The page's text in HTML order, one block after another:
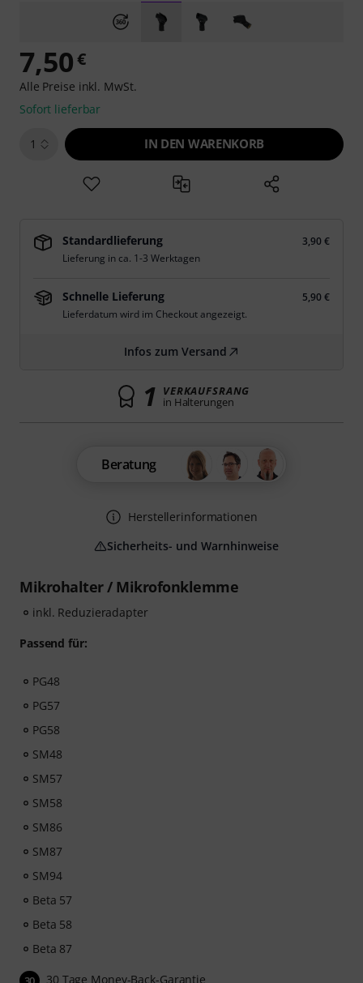
Mikrohalter / Mikrofonklemme
inkl. Reduzieradapter
Passend für:
PG48
PG57
PG58
SM48
SM57
SM58
SM86
SM87
SM94
Beta 57
Beta 58
Beta 87
30 Tage Money-Back-Garantie
7,50€
Alle Preise inkl. MwSt.
Sofort lieferbar
1 IN DEN WARENKORB
Standardlieferung
3,90 €
Lieferung in ca. 1-3 Werktagen
Schnelle Lieferung
5,90 €
Lieferdatum wird im Checkout angezeigt.
Infos zum Versand
1 VERKAUFSRANG
in Halterungen
Beratung
Herstellerinformationen
Sicherheits- und Warnhinweise